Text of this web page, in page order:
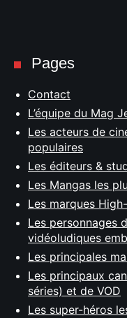
Pages
Contact
L’équipe du Mag
Les acteurs de
populaires
Les éditeurs &
Les Mangas les
Les marques
Les personnages
vidéoludiques
Les principales
Les principaux
séries) et de VOD
Les super-héros